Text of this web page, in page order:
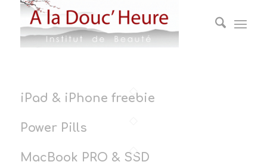
iPad & iPhone freebie
Power Pills
MacBook PRO & SSD